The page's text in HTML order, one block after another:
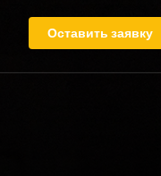
Оставить заявку